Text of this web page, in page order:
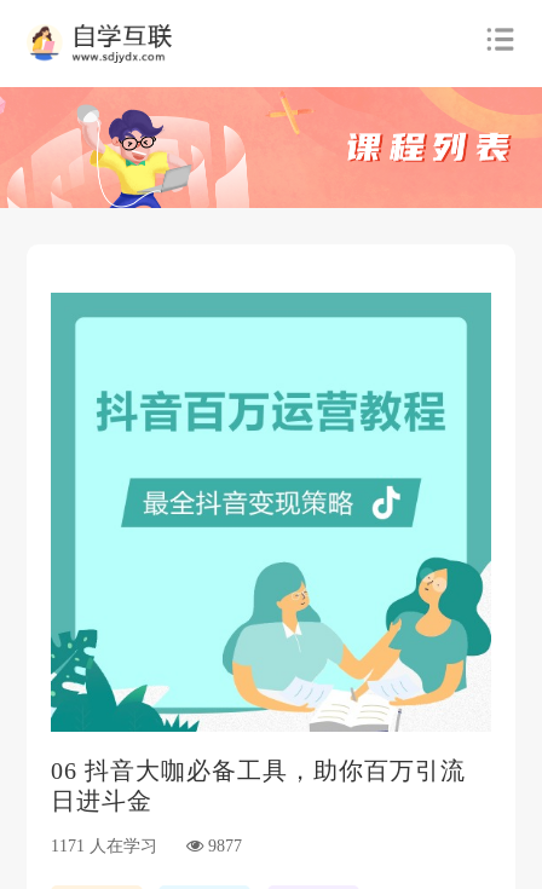
06 抖音大咖必备工具，助你百万引流
日进斗金
1171 人在学习 9877